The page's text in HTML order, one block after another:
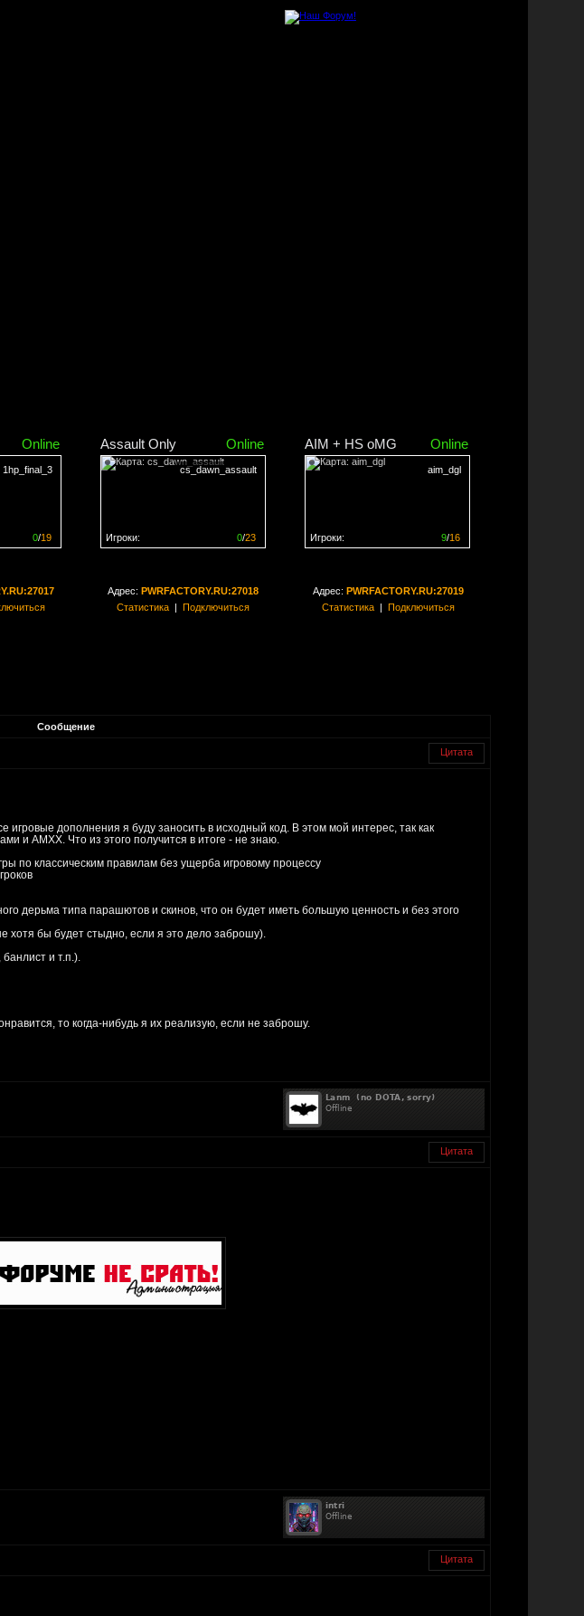
Online
1hp_final_3
0/19
Assault Only Online
cs_dawn_assault
0/23
Игроки:
AIM + HS oMG Online
aim_dgl
9/16
Игроки:
Адрес: PWRFACTORY.RU:27018
Статистика| Подключиться
Адрес: PWRFACTORY.RU:27019
Статистика| Подключиться
Сообщение
Цитата
игровые дополнения я буду заносить в исходный код. В этом мой интерес, так как
и AMXX. Что из этого получится в итоге - не знаю.
по классическим правилам без ущерба игровому процессу
дерьма типа парашютов и скинов, что он будет иметь большую ценность и без этого
хотя бы будет стыдно, если я это дело заброшу).
и т.п.).
то когда-нибудь я их реализую, если не заброшу.
Цитата
Цитата